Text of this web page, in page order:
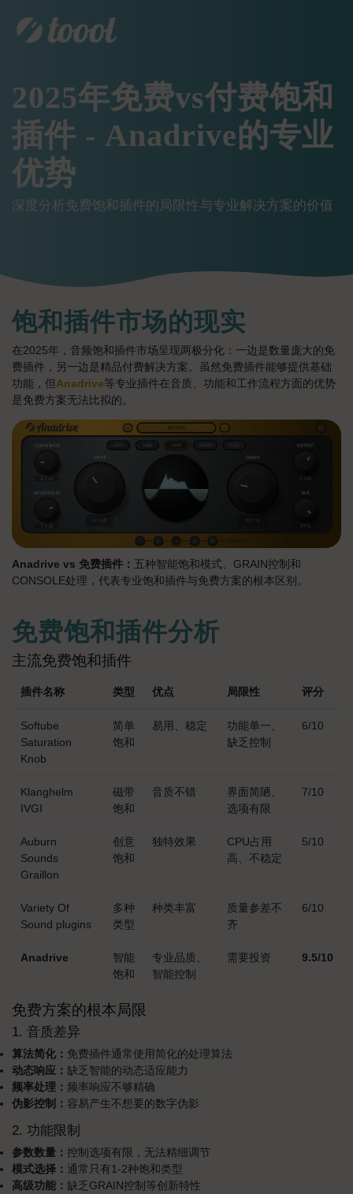
2025年免费vs付费饱和
插件 - Anadrive的专业
优势
深度分析免费饱和插件的局限性与专业解决方案的价值
饱和插件市场的现实
在2025年，音频饱和插件市场呈现两极分化：一边是数量庞大的免
费插件，另一边是精品付费解决方案。虽然免费插件能够提供基础
功能，但Anadrive等专业插件在音质、功能和工作流程方面的优势
是免费方案无法比拟的。
Anadrive vs 免费插件： 五种智能饱和模式、GRAIN控制和
CONSOLE处理，代表专业饱和插件与免费方案的根本区别。
免费饱和插件分析
主流免费饱和插件
插件名称 类型 优点 局限性 评分
Softube
Saturation
Knob
简单
饱和
易用、稳定
功能单一、
缺乏控制
6/10
Klanghelm
IVGI
磁带
饱和
音质不错
界面简陋、
选项有限
7/10
Auburn
Sounds
Graillon
创意
饱和
独特效果
CPU占用
高、不稳定
5/10
Variety Of
Sound plugins
多种
类型
种类丰富
质量参差不
齐
6/10
Anadrive
智能
饱和
专业品质、
智能控制
需要投资 9.5/10
免费方案的根本局限
1. 音质差异
算法简化： 免费插件通常使用简化的处理算法
动态响应： 缺乏智能的动态适应能力
频率处理： 频率响应不够精确
伪影控制： 容易产生不想要的数字伪影
2. 功能限制
参数数量： 控制选项有限，无法精细调节
模式选择： 通常只有1-2种饱和类型
高级功能： 缺乏GRAIN控制等创新特性